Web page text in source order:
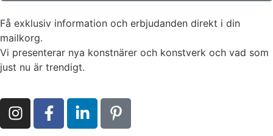
Få exklusiv information och erbjudanden direkt i din
mailkorg.
Vi presenterar nya konstnärer och konstverk och vad som
just nu är trendigt.